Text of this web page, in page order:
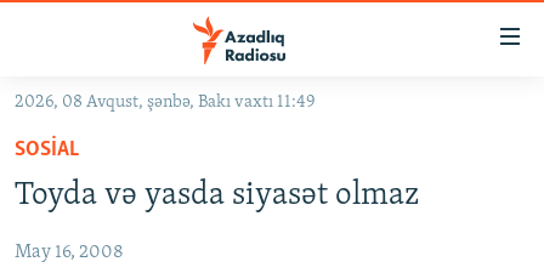
Əsas
qayıt
Əsas
naviqasiyaya
qayıt
GÜNDƏM
#İZAHLA
KORRUPSIOMETR
#ƏSLINDƏ
2026, 08 Avqust, şənbə, Bakı vaxtı 11:49
SOSIAL
Toyda və yasda siyasət olmaz
May 16, 2008